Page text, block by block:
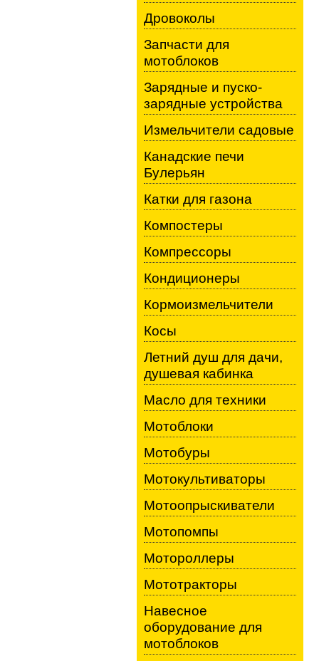
Дровоколы
Запчасти для
мотоблоков
Зарядные и пуско-
зарядные устройства
Измельчители садовые
Канадские печи
Булерьян
Катки для газона
Компостеры
Компрессоры
Кондиционеры
Кормоизмельчители
Косы
Летний душ для дачи,
душевая кабинка
Масло для техники
Мотоблоки
Мотобуры
Мотокультиваторы
Мотоопрыскиватели
Мотопомпы
Мотороллеры
Мототракторы
Навесное
оборудование для
мотоблоков